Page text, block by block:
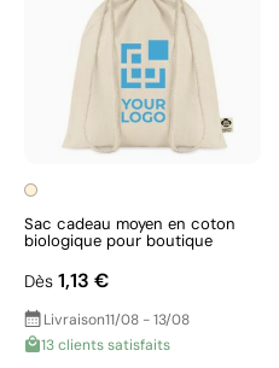
Sac cadeau moyen en coton
biologique pour boutique
Dès 1,13 €
Livraison11/08 - 13/08
13 clients satisfaits